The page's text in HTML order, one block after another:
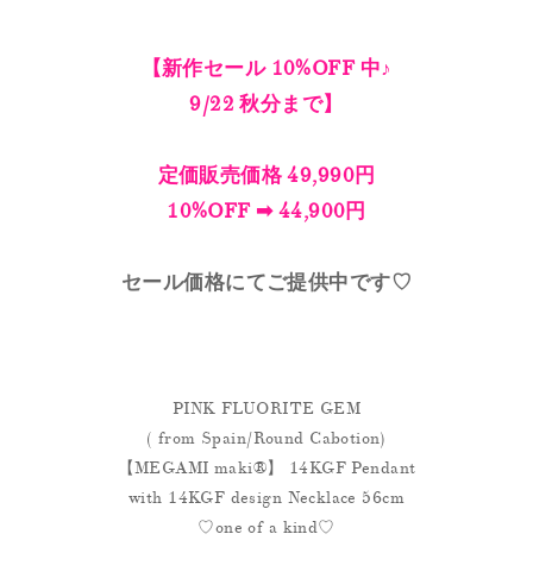
【新作セール 10%OFF 中♪
9/22 秋分まで】
定価販売価格 49,990円
10%OFF ➡︎ 44,900円
セール価格にてご提供中です♡
PINK FLUORITE GEM
( from Spain/Round Cabotion)
【MEGAMI maki®︎】 14KGF Pendant
with 14KGF design Necklace 56cm
♡one of a kind♡